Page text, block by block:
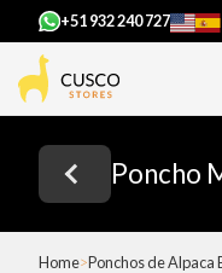
+51 932 240 727
Poncho
Home Ponchos de Alpaca